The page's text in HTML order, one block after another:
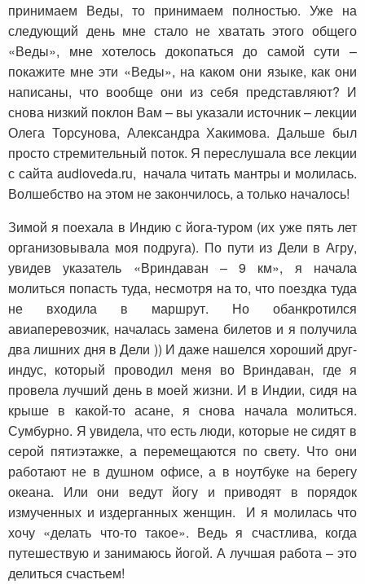
принимаем Веды, то принимаем полностью. Уже на
следующий день мне стало не хватать этого общего
«Веды», мне хотелось докопаться до самой сути –
покажите мне эти «Веды», на каком они языке, как они
написаны, что вообще они из себя представляют? И
снова низкий поклон Вам – вы указали источник – лекции
Олега Торсунова, Александра Хакимова. Дальше был
просто стремительный поток. Я переслушала все лекции
с сайта audioveda.ru, начала читать мантры и молилась.
Волшебство на этом не закончилось, а только началось!
Зимой я поехала в Индию с йога-туром (их уже пять лет
организовывала моя подруга). По пути из Дели в Агру,
увидев указатель «Вриндаван – 9 км», я начала
молиться попасть туда, несмотря на то, что поездка туда
не входила в маршрут. Но обанкротился
авиаперевозчик, началась замена билетов и я получила
два лишних дня в Дели )) И даже нашелся хороший друг-
индус, который проводил меня во Вриндаван, где я
провела лучший день в моей жизни. И в Индии, сидя на
крыше в какой-то асане, я снова начала молиться.
Сумбурно. Я увидела, что есть люди, которые не сидят в
серой пятиэтажке, а перемещаются по свету. Что они
работают не в душном офисе, а в ноутбуке на берегу
океана. Или они ведут йогу и приводят в порядок
измученных и издерганных женщин. И я молилась что
хочу «делать что-то такое». Ведь я счастлива, когда
путешествую и занимаюсь йогой. А лучшая работа – это
делиться счастьем!